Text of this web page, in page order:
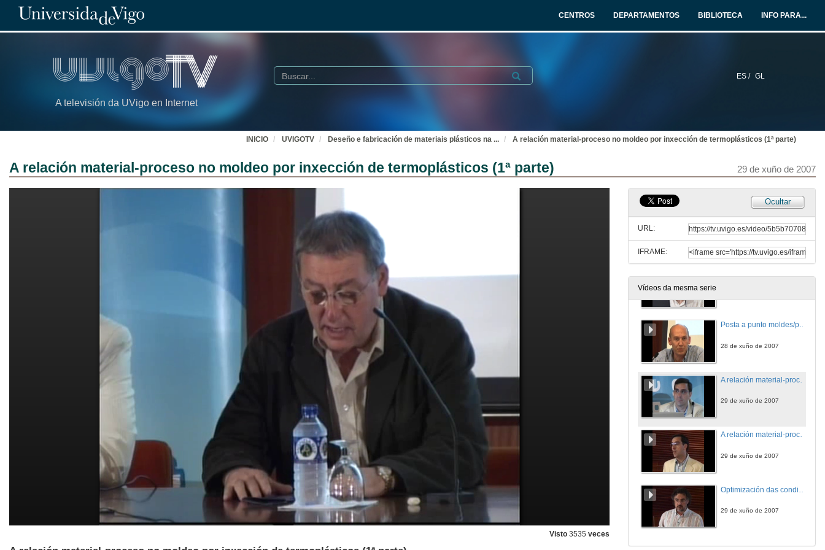
CENTROS DEPARTAMENTOS BIBLIOTECA INFO PARA...
A televisión da UVigo en Internet
ES / GL
Buscar Submit
INICIO UVIGOTV Deseño e fabricación de materiais plásticos na ... A relación material-proceso no moldeo por inxección de termoplásticos (1ª parte)
A relación material-proceso no moldeo por inxección de termoplásticos (1ª parte) 29 de xuño de 2007
Visto 3535 veces
Ocultar
URL:
IFRAME:
Vídeos da mesma serie
26 de xuño de 2007
28 de xuño de 2007
Posta a punto moldes/procesos de novos proxectos. Experiencias en industrialización de producto
28 de xuño de 2007
29 de xuño de 2007
A relación material-proceso no moldeo por inxección de termoplásticos (2ª parte)
29 de xuño de 2007
29 de xuño de 2007